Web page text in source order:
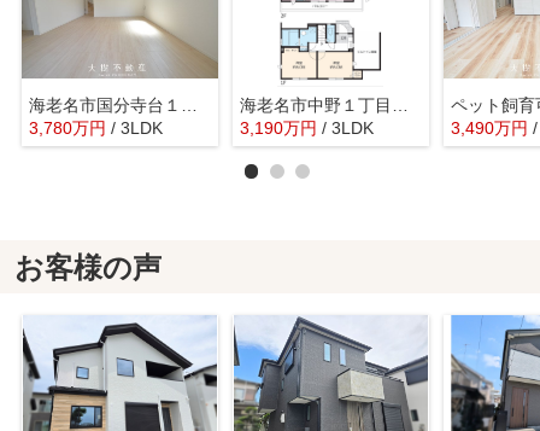
3,780万円 / 3LDK
3,190万円 / 3LDK 3,490万円
お客様の声